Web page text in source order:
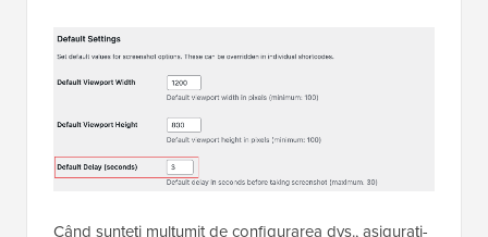
Când sunteți mulțumit de configurarea dvs., asigurați-